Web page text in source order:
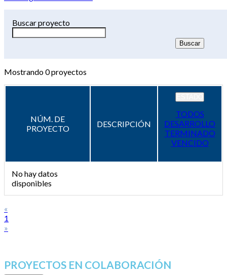
Buscar proyecto
Mostrando0proyectos
NÚM. DE
PROYECTO
DESCRIPCIÓN
TODOS
DESARROLLO
TERMINADO
VENCIDO
No hay datos
disponibles
«
1
»
PROYECTOS EN COLABORACIÓN